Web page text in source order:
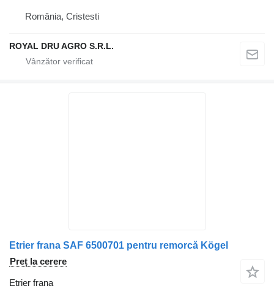
România, Cristesti
ROYAL DRU AGRO S.R.L.
Etrier frana SAF 6500701 pentru remorcă Kögel
Preț la cerere
Etrier frana